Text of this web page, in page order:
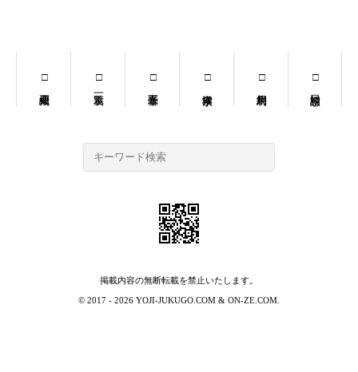
掲載内容の無断転載を禁止いたします。
© 2017 - 2026 YOJI-JUKUGO.COM & ON-ZE.COM